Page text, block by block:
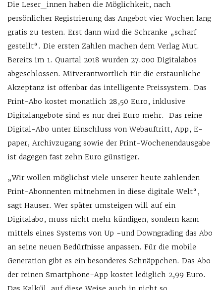
Die Leser_innen haben die Möglichkeit, nach
persönlicher Registrierung das Angebot vier Wochen lang
gratis zu testen. Erst dann wird die Schranke „scharf
gestellt“. Die ersten Zahlen machen dem Verlag Mut.
Bereits im 1. Quartal 2018 wurden 27.000 Digitalabos
abgeschlossen. Mitverantwortlich für die erstaunliche
Akzeptanz ist offenbar das intelligente Preissystem. Das
Print-Abo kostet monatlich 28,50 Euro, inklusive
Digitalangebote sind es nur drei Euro mehr. Das reine
Digital-Abo unter Einschluss von Webauftritt, App, E-
paper, Archivzugang sowie der Print-Wochenendausgabe
ist dagegen fast zehn Euro günstiger.
„Wir wollen möglichst viele unserer heute zahlenden
Print-Abonnenten mitnehmen in diese digitale Welt“,
sagt Hauser. Wer später umsteigen will auf ein
Digitalabo, muss nicht mehr kündigen, sondern kann
mittels eines Systems von Up -und Downgrading das Abo
an seine neuen Bedürfnisse anpassen. Für die mobile
Generation gibt es ein besonderes Schnäppchen. Das Abo
der reinen Smartphone-App kostet lediglich 2,99 Euro.